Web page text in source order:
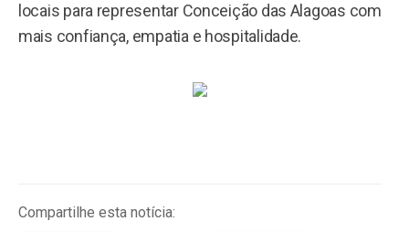
locais para representar Conceição das Alagoas com
mais confiança, empatia e hospitalidade.
Compartilhe esta notícia: